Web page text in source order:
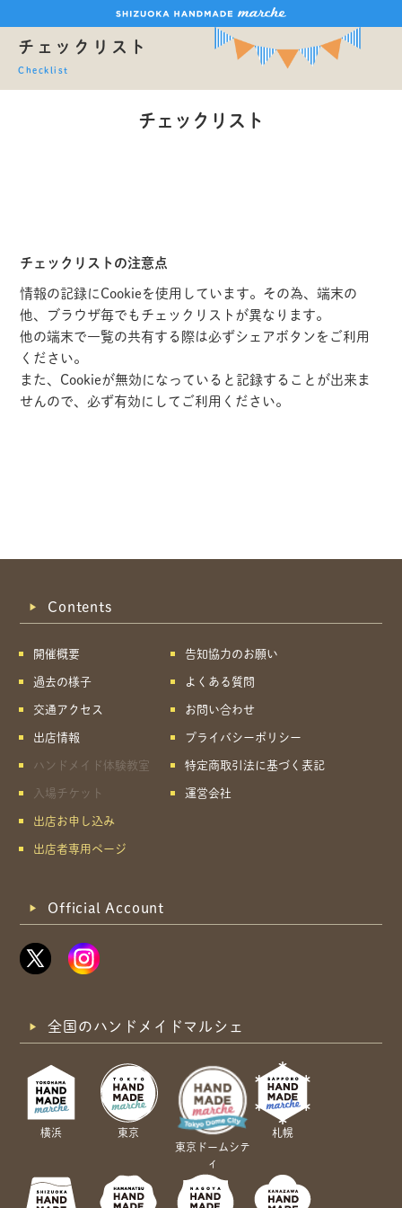
チェックリスト
Checklist
チェックリスト
チェックリストの注意点
情報の記録にCookieを使用しています。その為、端末の
他、ブラウザ毎でもチェックリストが異なります。
他の端末で一覧の共有する際は必ずシェアボタンをご利用
ください。
また、Cookieが無効になっていると記録することが出来ま
せんので、必ず有効にしてご利用ください。
共有方法を選択
Contents
開催概要
過去の様子
交通アクセス
出店情報
ハンドメイド体験教室
入場チケット
出店お申し込み
出店者専用ページ
告知協力のお願い
よくある質問
お問い合わせ
プライバシーポリシー
特定商取引法に基づく表記
運営会社
Official Account
全国のハンドメイドマルシェ
横浜
東京
東京ドームシテ
ィ
札幌